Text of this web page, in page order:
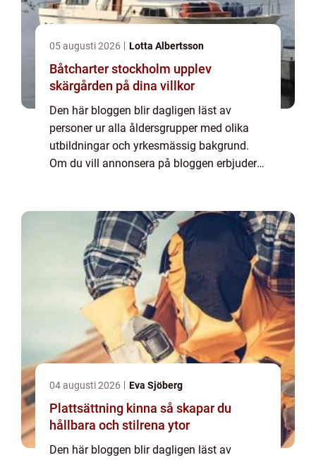
05 augusti 2026 Lotta Albertsson
Båtcharter stockholm upplev
skärgården på dina villkor
Den här bloggen blir dagligen läst av
personer ur alla åldersgrupper med olika
utbildningar och yrkesmässig bakgrund.
Om du vill annonsera på bloggen erbjuder
redaktionen så...
04 augusti 2026 Eva Sjöberg
Plattsättning kinna så skapar du
hållbara och stilrena ytor
Den här bloggen blir dagligen läst av